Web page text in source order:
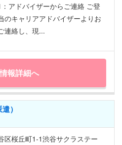
アドバイザーからご連絡 ご登
のキャリアアドバイザーよりお
連絡し、現...
報詳細へ
）
区桜丘町1-1渋谷サクラステー